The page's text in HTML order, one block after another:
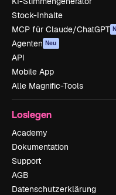
Stock-Inhalte
MCP für Claude/ChatGPT
Agenten Neu
API
Mobile App
Alle Magnific-Tools
Loslegen
Academy
Dokumentation
Support
AGB
Datenschutzerklärung